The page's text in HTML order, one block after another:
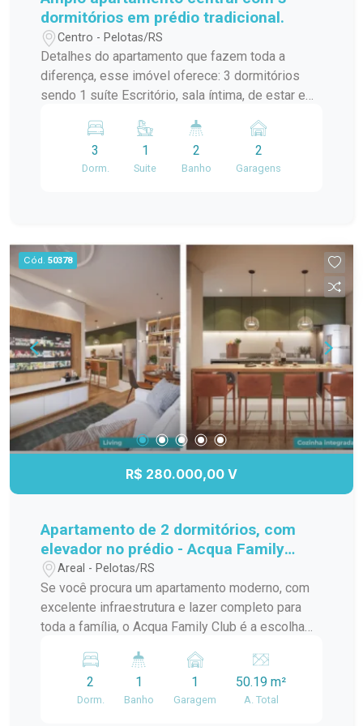
dormitórios em prédio tradicional.
Centro - Pelotas/RS
Detalhes do apartamento que fazem toda a
diferença, esse imóvel oferece: 3 dormitórios
sendo 1 suíte Escritório, sala íntima, de estar e
serviço 2 vagas de garagem Posição solar norte
Situado no coração de Pelotas, com acesso a
vária comodidades como comércio, escolas e
3
Dorm.
1
Suite
2
Banho
2
Garagens
Cód. 50378
R$ 280.000,00 V
Apartamento de 2 dormitórios, com
elevador no prédio - Acqua Family
Club.
Areal - Pelotas/RS
Se você procura um apartamento moderno, com
excelente infraestrutura e lazer completo para
toda a família, o Acqua Family Club é a escolha
apartamentos possuem 2 dormitórios, elevador e
vaga de garagem coberta, oferecendo mais
conforto, praticidade e segurança no dia a dia. O
2
Dorm.
1
Banho
1
Garagem
50.19 m²
A. Total